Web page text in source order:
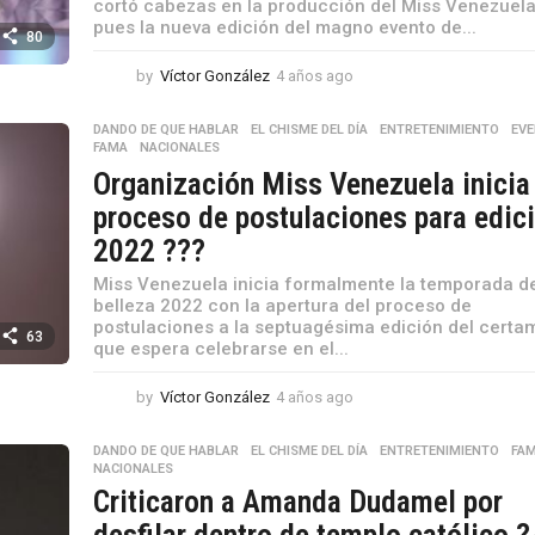
80
cortó cabezas en la producción del Miss
pues la nueva edición del magno evento de...
by Víctor González 4 años ago
ñ
a
g
o
63
DANDO DE QUE HABLAR ,EL CHISME DEL DÍA ,ENTRETENIMIENTO ,
FAMA
,NACIONALES
Organización Miss Venezuela inicia
proceso de postulaciones para
2022 ???
Miss Venezuela inicia formalmente la temporada
belleza 2022 con la apertura del proceso de
postulaciones a la septuagésima edición del
que espera celebrarse en el...
by Víctor González 4 años ago
ñ
s
a
DANDO DE QUE HABLAR ,EL CHISME DEL DÍA ,ENTRETENIMIENTO ,
NACIONALES
Criticaron a Amanda Dudamel por